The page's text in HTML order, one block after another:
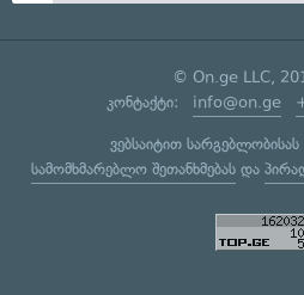
© On.ge LLC,
კონტაქტი: info@on.ge
ვებსაიტით სარგებლობისას
სამომხმარებლო შეთანხმებასდა